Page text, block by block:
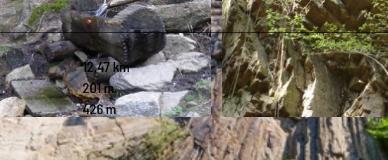
© Geopark Sachsens Mitte, Rolf Mögel
12,47 km
201 m
426 m